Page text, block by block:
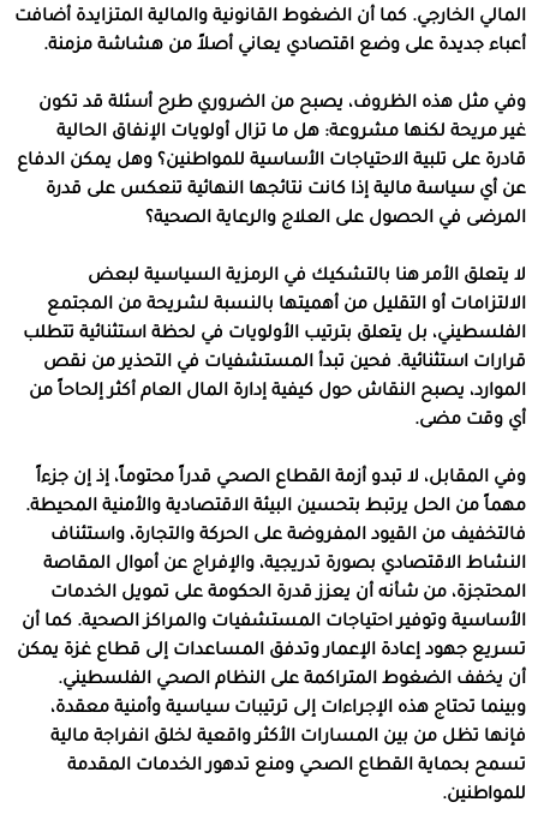
المالي الخارجي. كما أن الضغوط القانونية والمالية المتزايدة أضافت
أعباء جديدة على وضع اقتصادي يعاني أصلاً من هشاشة مزمنة.
وفي مثل هذه الظروف، يصبح من الضروري طرح أسئلة قد تكون
غير مريحة لكنها مشروعة: هل ما تزال أولويات الإنفاق الحالية
قادرة على تلبية الاحتياجات الأساسية للمواطنين؟ وهل يمكن الدفاع
عن أي سياسة مالية إذا كانت نتائجها النهائية تنعكس على قدرة
المرضى في الحصول على العلاج والرعاية الصحية؟
لا يتعلق الأمر هنا بالتشكيك في الرمزية السياسية لبعض
الالتزامات أو التقليل من أهميتها بالنسبة لشريحة من المجتمع
الفلسطيني، بل يتعلق بترتيب الأولويات في لحظة استثنائية تتطلب
قرارات استثنائية. فحين تبدأ المستشفيات في التحذير من نقص
الموارد، يصبح النقاش حول كيفية إدارة المال العام أكثر إلحاحاً من
أي وقت مضى.
وفي المقابل، لا تبدو أزمة القطاع الصحي قدراً محتوماً، إذ إن جزءاً
مهماً من الحل يرتبط بتحسين البيئة الاقتصادية والأمنية المحيطة.
فالتخفيف من القيود المفروضة على الحركة والتجارة، واستئناف
النشاط الاقتصادي بصورة تدريجية، والإفراج عن أموال المقاصة
المحتجزة، من شأنه أن يعزز قدرة الحكومة على تمويل الخدمات
الأساسية وتوفير احتياجات المستشفيات والمراكز الصحية. كما أن
تسريع جهود إعادة الإعمار وتدفق المساعدات إلى قطاع غزة يمكن
أن يخفف الضغوط المتراكمة على النظام الصحي الفلسطيني.
وبينما تحتاج هذه الإجراءات إلى ترتيبات سياسية وأمنية معقدة،
فإنها تظل من بين المسارات الأكثر واقعية لخلق انفراجة مالية
تسمح بحماية القطاع الصحي ومنع تدهور الخدمات المقدمة
للمواطنين.